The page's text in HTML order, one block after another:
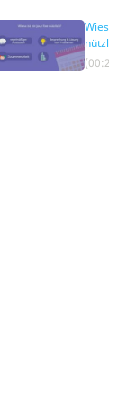
Wieso
(00:27)